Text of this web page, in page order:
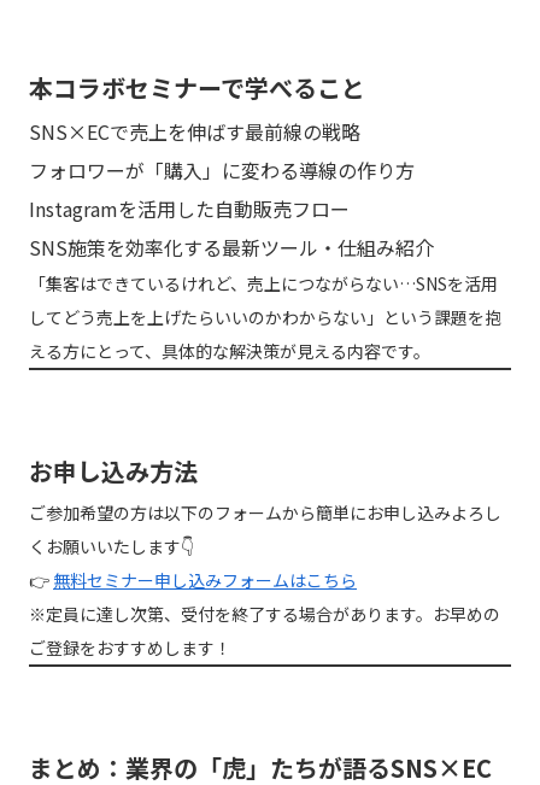
本コラボセミナーで学べること
SNS×ECで売上を伸ばす最前線の戦略
フォロワーが「購入」に変わる導線の作り方
Instagramを活用した自動販売フロー
SNS施策を効率化する最新ツール・仕組み紹介
「集客はできているけれど、売上につながらない…SNSを活用
してどう売上を上げたらいいのかわからない」という課題を抱
える方にとって、具体的な解決策が見える内容です。
お申し込み方法
ご参加希望の方は以下のフォームから簡単にお申し込みよろし
くお願いいたします👇
👉 無料セミナー申し込みフォームはこちら
※定員に達し次第、受付を終了する場合があります。お早めの
ご登録をおすすめします！
まとめ：業界の「虎」たちが語るSNS×EC